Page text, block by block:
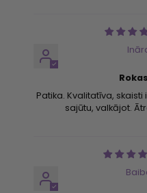
Patika. Kvalitatīva,
sajūtu, valkājot.